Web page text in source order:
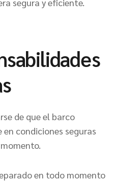
de que el barco
en condiciones seguras
en todo momento